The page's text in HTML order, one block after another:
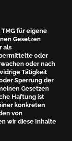
TMG für eigene
Gesetzen
als
oder
oder nach
Tätigkeit
Sperrung der
Gesetzen
Haftung ist
konkreten
von
wir diese Inhalte